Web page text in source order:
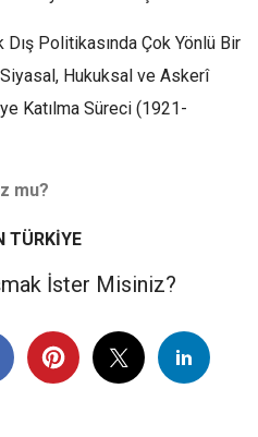
Politikasında Çok Yönlü Bir
Hukuksal ve Askerî
Katılma Süreci (1921-
mu?
TÜRKİYE
İster Misiniz?